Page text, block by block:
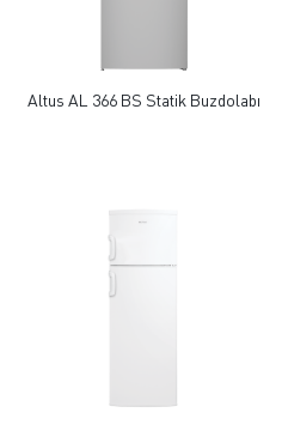
Altus AL 366 BS Statik Buzdolabı